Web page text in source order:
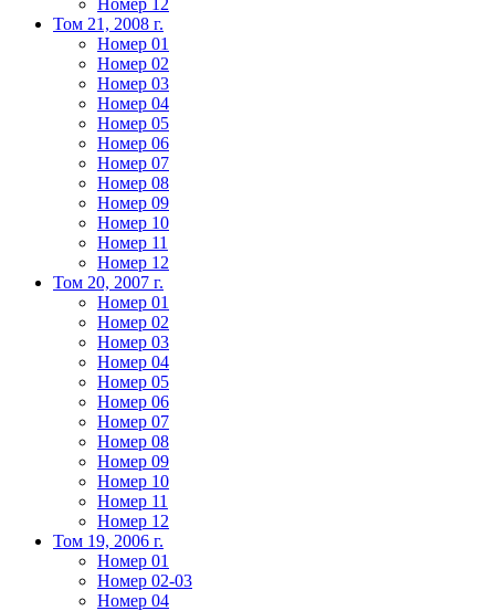
Номер 12
Том 21, 2008 г.
Номер 01
Номер 02
Номер 03
Номер 04
Номер 05
Номер 06
Номер 07
Номер 08
Номер 09
Номер 10
Номер 11
Номер 12
Том 20, 2007 г.
Номер 01
Номер 02
Номер 03
Номер 04
Номер 05
Номер 06
Номер 07
Номер 08
Номер 09
Номер 10
Номер 11
Номер 12
Том 19, 2006 г.
Номер 01
Номер 02-03
Номер 04